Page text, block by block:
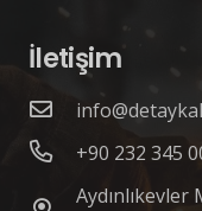
İletişim
+90 232 345